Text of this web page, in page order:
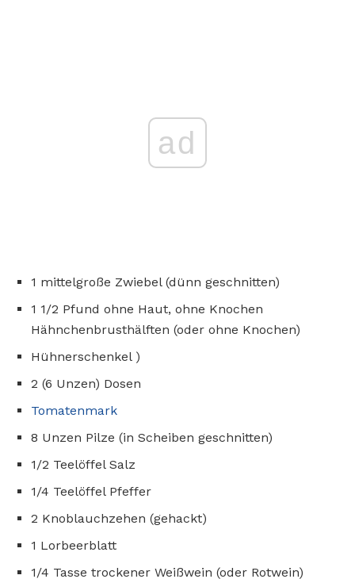
ad
1 mittelgroße Zwiebel (dünn geschnitten)
1 1/2 Pfund ohne Haut, ohne Knochen
Hähnchenbrusthälften (oder ohne Knochen)
Hühnerschenkel )
2 (6 Unzen) Dosen
Tomatenmark
8 Unzen Pilze (in Scheiben geschnitten)
1/2 Teelöffel Salz
1/4 Teelöffel Pfeffer
2 Knoblauchzehen (gehackt)
1 Lorbeerblatt
1/4 Tasse trockener Weißwein (oder Rotwein)